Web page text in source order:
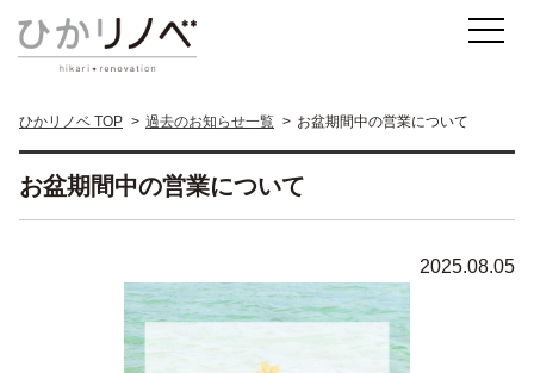
ひかリノベ TOP 過去のお知らせ一覧 お盆期間中の営業について
お盆期間中の営業について
2025.08.05